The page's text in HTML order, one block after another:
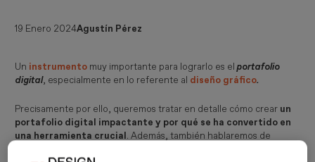
19 Enero 2024Agustín Pérez
Un instrumento muy importante para lograrlo es elportafolio
digital, especialmente en lo referente al diseño gráfico.
Precisamente por ello, queremos tratar en detalle cómo crear un
portafolio digital impactante y por qué se ha convertido en
una herramienta crucial. Además, también hablaremos de